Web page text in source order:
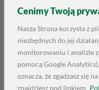
Cenimy Twoją
Nasza Strona korzysta z
niezbędnych do jej
monitorowaniu i analizie
pomocą Google
oznacza, że zgadzasz się
znajdziesz pod linkiem
prawa człowieka prawa
do ETPCzSkarga
Strasburg sąd rodzinny
Człowieka w